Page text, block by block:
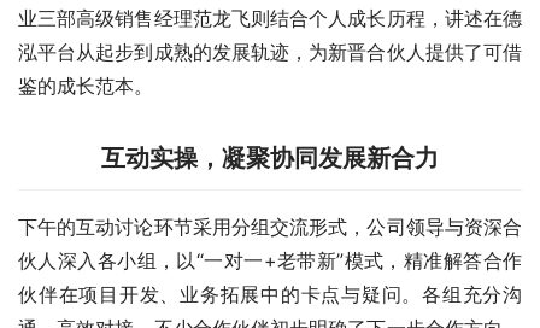
业三部高级销售经理范龙飞则结合个人成长历程，讲述在德
泓平台从起步到成熟的发展轨迹，为新晋合伙人提供了可借
鉴的成长范本。
互动实操，凝聚协同发展新合力
下午的互动讨论环节采用分组交流形式，公司领导与资深合
伙人深入各小组，以“一对一+老带新”模式，精准解答合作
伙伴在项目开发、业务拓展中的卡点与疑问。各组充分沟